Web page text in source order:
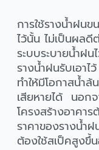
การใช้รางน้ำฝน
ไว้นั้น ไม่เป็นผลดี
ระบบระบายน้ำฝ
รางน้ำฝนรับเอาไ
ทำให้มีโอกาสน้ำ
เสียหายได้ นอก
โครงสร้างอาคา
ราคาของรางน้ำ
ต้องใช้สเป็คสูงขึ้